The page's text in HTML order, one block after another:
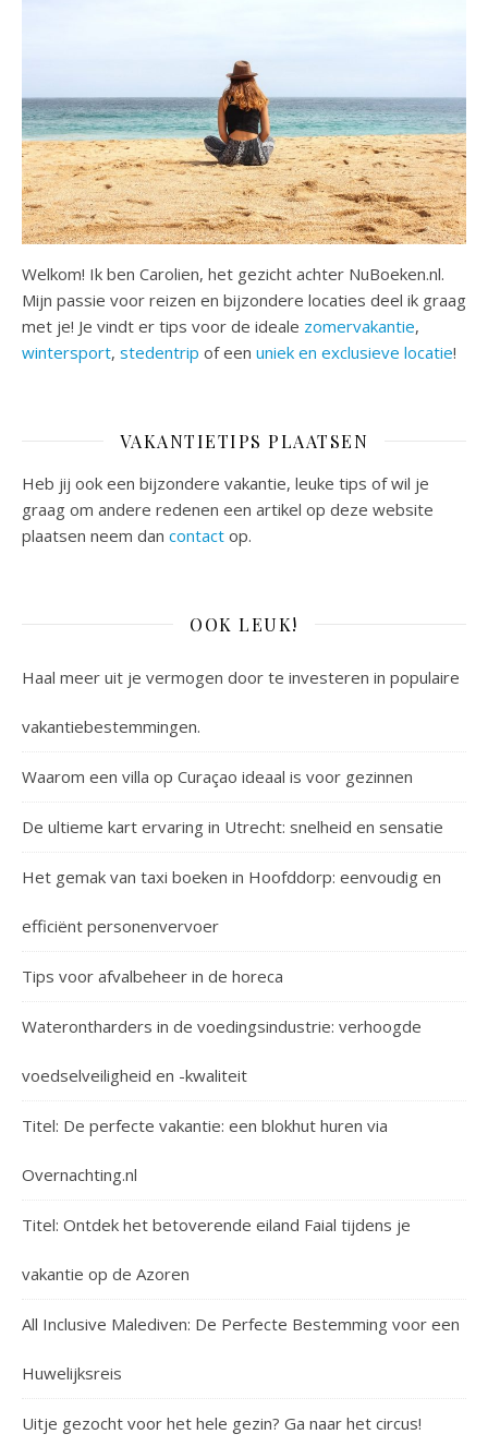
Welkom! Ik ben Carolien, het gezicht achter NuBoeken.nl.
Mijn passie voor reizen en bijzondere locaties deel ik graag
met je! Je vindt er tips voor de ideale zomervakantie,
wintersport, stedentrip of een uniek en exclusieve locatie!
VAKANTIETIPS PLAATSEN
Heb jij ook een bijzondere vakantie, leuke tips of wil je
graag om andere redenen een artikel op deze website
plaatsen neem dan contact op.
OOK LEUK!
Haal meer uit je vermogen door te investeren in populaire
vakantiebestemmingen.
Waarom een villa op Curaçao ideaal is voor gezinnen
De ultieme kart ervaring in Utrecht: snelheid en sensatie
Het gemak van taxi boeken in Hoofddorp: eenvoudig en
efficiënt personenvervoer
Tips voor afvalbeheer in de horeca
Waterontharders in de voedingsindustrie: verhoogde
voedselveiligheid en -kwaliteit
Titel: De perfecte vakantie: een blokhut huren via
Overnachting.nl
Titel: Ontdek het betoverende eiland Faial tijdens je
vakantie op de Azoren
All Inclusive Malediven: De Perfecte Bestemming voor een
Huwelijksreis
Uitje gezocht voor het hele gezin? Ga naar het circus!